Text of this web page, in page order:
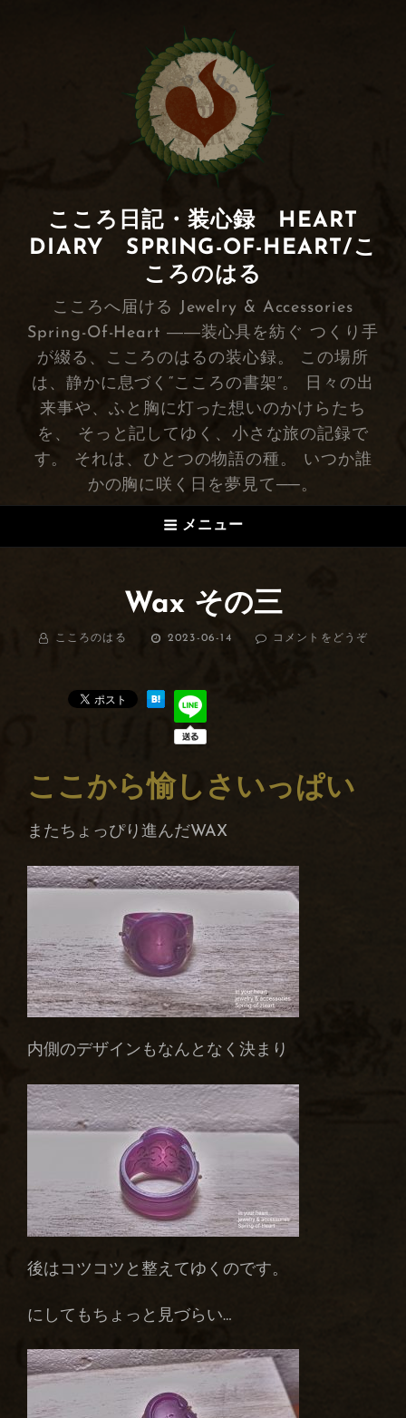
こころ日記・装心録 HEART
DIARY SPRING-OF-HEART/こ
ころのはる
こころへ届ける Jewelry & Accessories
Spring-Of-Heart ――装心具を紡ぐ つくり手
が綴る、こころのはるの装心録。 この場所
は、静かに息づく“こころの書架”。 日々の出
来事や、ふと胸に灯った想いのかけらたち
を、 そっと記してゆく、小さな旅の記録で
す。 それは、ひとつの物語の種。 いつか誰
かの胸に咲く日を夢見て──。
メニュー
Wax その三
BY こころのはる
投
2023-06-14 コメントをどうぞ
ここから愉しさいっぱい
またちょっぴり進んだWAX
内側のデザインもなんとなく決まり
後はコツコツと整えてゆくのです。
にしてもちょっと見づらい…